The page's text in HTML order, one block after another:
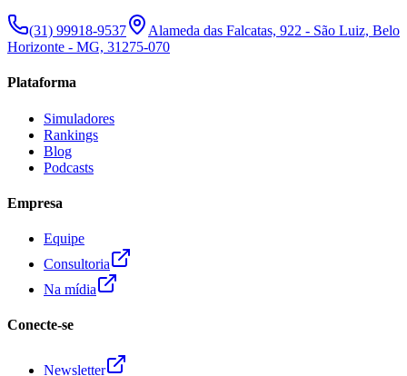
(31) 99918-9537
Alameda das Falcatas, 922 - São Luiz, Belo
Horizonte - MG, 31275-070
Plataforma
Simuladores
Rankings
Blog
Podcasts
Empresa
Equipe
Consultoria
Na mídia
Conecte-se
Newsletter